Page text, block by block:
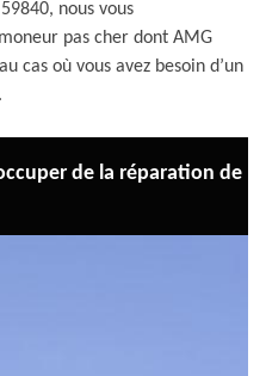
nous vous
pas cher dont AMG
cas où vous avez besoin d’un
de la réparation de